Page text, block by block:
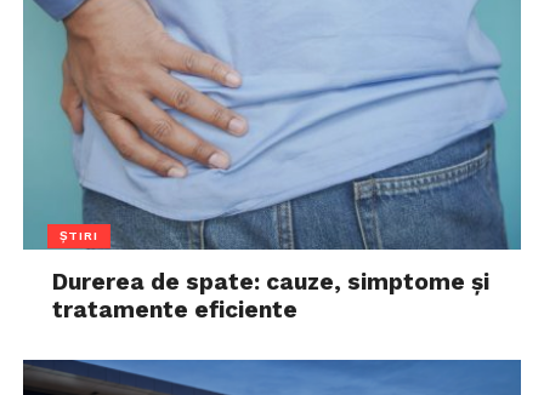
ȘTIRI
Durerea de spate: cauze, simptome și
tratamente eficiente